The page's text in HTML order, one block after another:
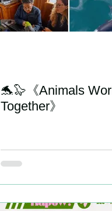
🐬🦭《Animals
Together》